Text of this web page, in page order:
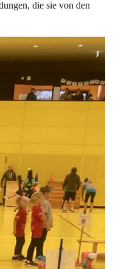
die sie von den